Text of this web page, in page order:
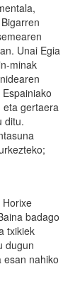
Unai Egia
minak
eta gertaera
ditu.
badago
txikiek
dugun
nahiko